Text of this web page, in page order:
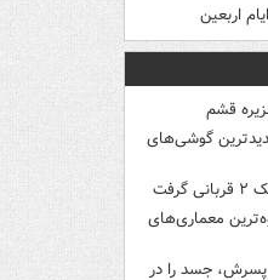
اربعین
قشم
گوشی‌های
معماری‌های
جسد را در